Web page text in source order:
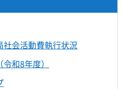
会活動費執行状況
和8年度）